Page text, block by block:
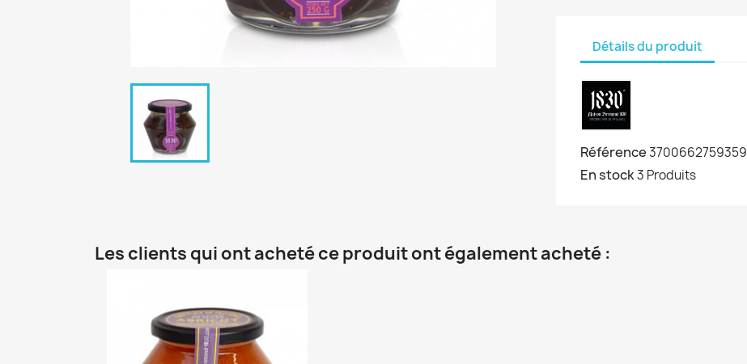
Détails du produit
Référence3700662759359
En stock3 Produits
Les clients qui ont acheté ce produit ont également acheté :